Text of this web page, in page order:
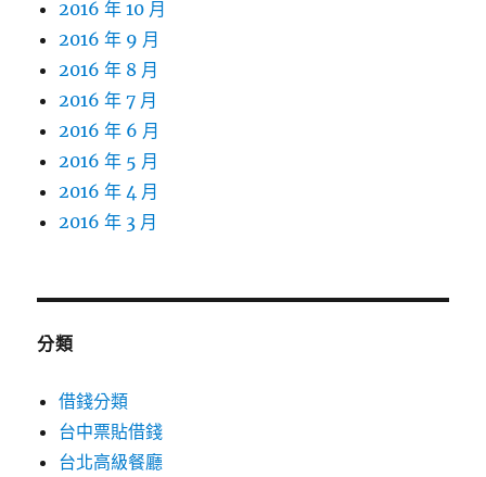
2016 年 10 月
2016 年 9 月
2016 年 8 月
2016 年 7 月
2016 年 6 月
2016 年 5 月
2016 年 4 月
2016 年 3 月
分類
借錢分類
台中票貼借錢
台北高級餐廳